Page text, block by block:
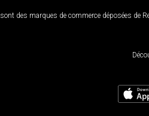
sont des marques de commerce déposées de